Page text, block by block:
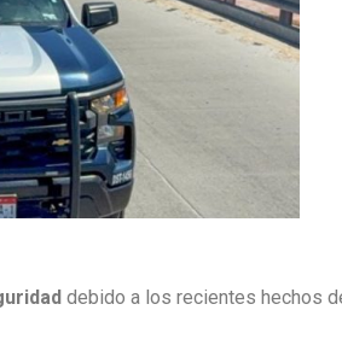
debido a los recientes hechos